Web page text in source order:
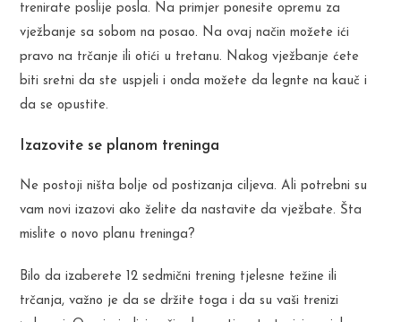
trenirate poslije posla. Na primjer ponesite opremu za
vježbanje sa sobom na posao. Na ovaj način možete ići
pravo na trčanje ili otići u tretanu. Nakog vježbanje ćete
biti sretni da ste uspjeli i onda možete da legnte na kauč i
da se opustite.
Izazovite se planom treninga
Ne postoji ništa bolje od postizanja ciljeva. Ali potrebni su
vam novi izazovi ako želite da nastavite da vježbate. Šta
mislite o novo planu treninga?
Bilo da izaberete 12 sedmični trening tjelesne težine ili
trčanja, važno je da se držite toga i da su vaši trenizi